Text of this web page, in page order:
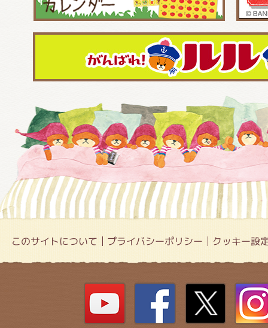
このサイトについて プライバシーポリシー クッキー設